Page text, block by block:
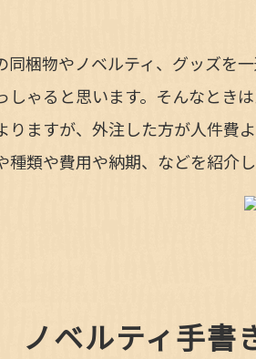
同梱物やノベルティ、グッズを
しゃると思います。そんなとき
りますが、外注した方が人件費
類や費用や納期、 などを紹介し
ノベルティ手書